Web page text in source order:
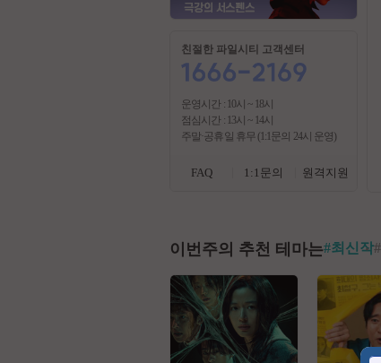
친절한 파일시티 고객센터
운영시간 : 10시 ~ 18시
점심시간 : 13시 ~ 14시
주말·공휴일 휴무 (1:1문의 24시 운영)
FAQ 1:1문의 원격지원
이번주의 추천 테마는#최신작#